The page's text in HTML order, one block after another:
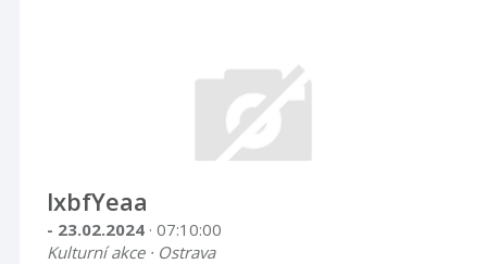
lxbfYeaa
- 23.02.2024 · 07:10:00
Kulturní akce · Ostrava